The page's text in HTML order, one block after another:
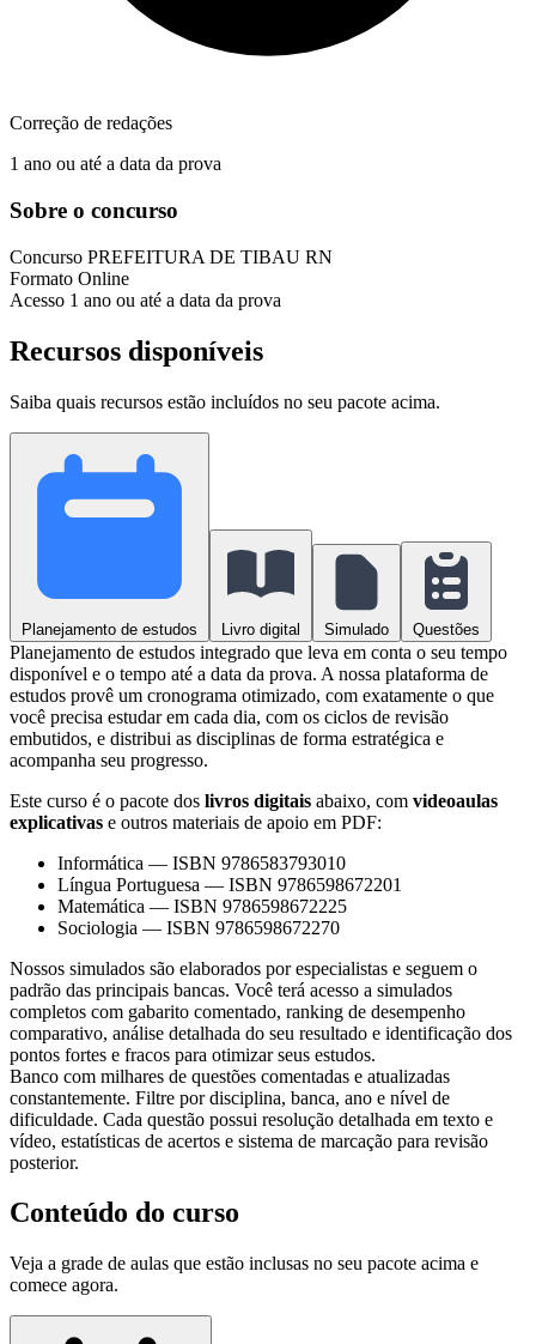
Correção de redações
1 ano ou até a data da prova
Sobre o concurso
Concurso PREFEITURA DE TIBAU RN
Formato Online
Acesso 1 ano ou até a data da prova
Recursos disponíveis
Saiba quais recursos estão incluídos no seu pacote acima.
Planejamento de estudos Livro digital Simulado Questões
Planejamento de estudos integrado que leva em conta o seu tempo
disponível e o tempo até a data da prova. A nossa plataforma de
estudos provê um cronograma otimizado, com exatamente o que
você precisa estudar em cada dia, com os ciclos de revisão
embutidos, e distribui as disciplinas de forma estratégica e
acompanha seu progresso.
Este curso é o pacote dos livros digitais abaixo, com videoaulas
explicativas e outros materiais de apoio em PDF:
Informática — ISBN 9786583793010
Língua Portuguesa — ISBN 9786598672201
Matemática — ISBN 9786598672225
Sociologia — ISBN 9786598672270
Nossos simulados são elaborados por especialistas e seguem o
padrão das principais bancas. Você terá acesso a simulados
completos com gabarito comentado, ranking de desempenho
comparativo, análise detalhada do seu resultado e identificação dos
pontos fortes e fracos para otimizar seus estudos.
Banco com milhares de questões comentadas e atualizadas
constantemente. Filtre por disciplina, banca, ano e nível de
dificuldade. Cada questão possui resolução detalhada em texto e
vídeo, estatísticas de acertos e sistema de marcação para revisão
posterior.
Conteúdo do curso
Veja a grade de aulas que estão inclusas no seu pacote acima e
comece agora.